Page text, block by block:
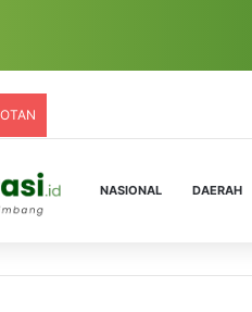
NASIONAL DAERAH